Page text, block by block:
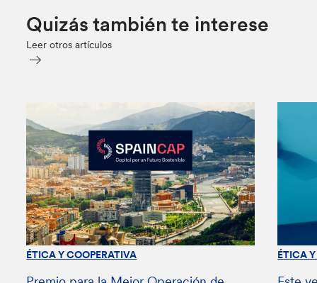
Quizás también te interese
Leer otros artículos
ÉTICA Y COOPERATIVA ÉTICA